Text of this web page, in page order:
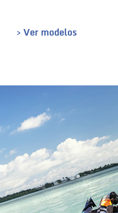
> Ver modelos